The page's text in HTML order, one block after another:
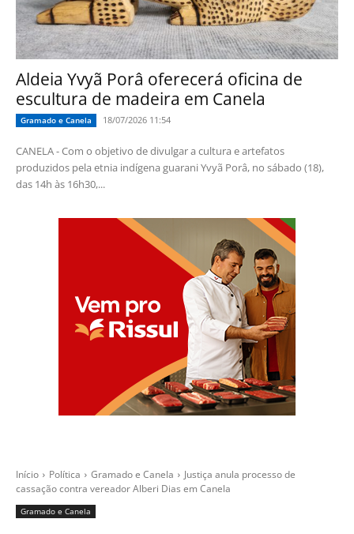
Aldeia Yvyã Porâ oferecerá oficina de
escultura de madeira em Canela
Gramado e Canela 18/07/2026 11:54
CANELA - Com o objetivo de divulgar a cultura e artefatos
produzidos pela etnia indígena guarani Yvyã Porâ, no sábado (18),
das 14h às 16h30,...